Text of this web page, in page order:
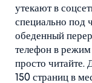
утекают в
специально под
обеденный
телефон в режим
просто читайте.
150 страниц в